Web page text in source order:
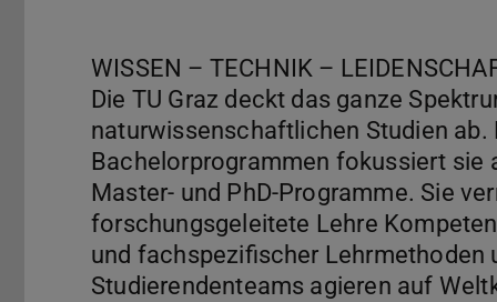
WISSEN – TECHNIK –
Die TU Graz deckt das ganze
naturwissenschaftlichen Studien
Bachelorprogrammen fokussiert sie
Master- und PhD-Programme. Sie
forschungsgeleitete Lehre
und fachspezifischer Lehrmethoden
Studierendenteams agieren auf